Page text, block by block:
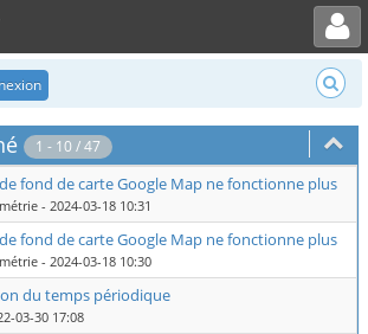
Toggle user menu
1 - 10 / 47
fond de carte Google Map ne fonctionne plus
- 2024-03-18 10:31
fond de carte Google Map ne fonctionne plus
- 2024-03-18 10:30
du temps périodique
03-30 17:08